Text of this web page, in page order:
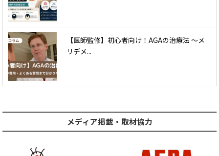
【医師監修】初心者向け！AGAの治療法 〜メ
リデメ...
メディア掲載・取材協力